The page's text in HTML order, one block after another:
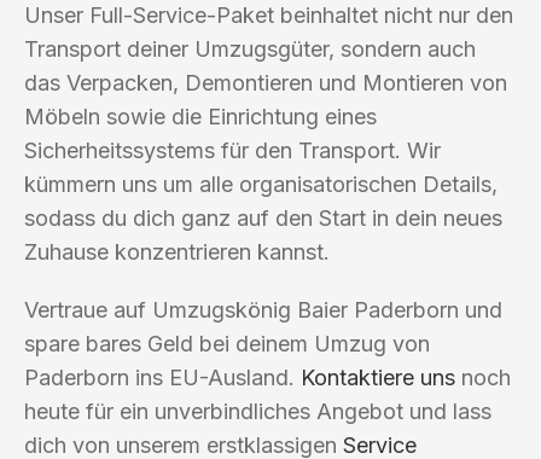
Unser Full-Service-Paket beinhaltet nicht nur den
Transport deiner Umzugsgüter, sondern auch
das Verpacken, Demontieren und Montieren von
Möbeln sowie die Einrichtung eines
Sicherheitssystems für den Transport. Wir
kümmern uns um alle organisatorischen Details,
sodass du dich ganz auf den Start in dein neues
Zuhause konzentrieren kannst.
Vertraue auf Umzugskönig Baier Paderborn und
spare bares Geld bei deinem Umzug von
Paderborn ins EU-Ausland. Kontaktiere uns noch
heute für ein unverbindliches Angebot und lass
dich von unserem erstklassigen Service